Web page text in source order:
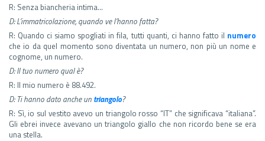
R: Senza biancheria intima…
D: L’immatricolazione, quando ve l’hanno fatta?
R: Quando ci siamo spogliati in fila, tutti quanti, ci hanno fatto il numero
che io da quel momento sono diventata un numero, non più un nome e
cognome, un numero.
D: Il tuo numero qual è?
R: Il mio numero è 88.492.
D: Ti hanno dato anche un triangolo?
R: Sì, io sul vestito avevo un triangolo rosso “IT” che significava “italiana”.
Gli ebrei invece avevano un triangolo giallo che non ricordo bene se era
una stella.